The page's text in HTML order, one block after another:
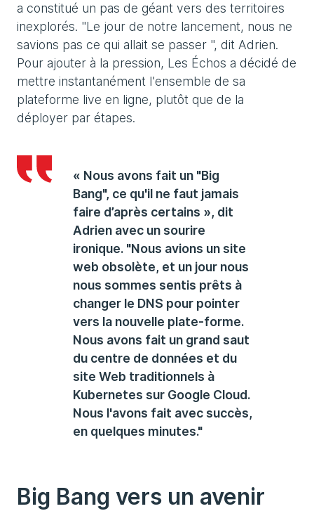
a constitué un pas de géant vers des territoires
inexplorés. "Le jour de notre lancement, nous ne
savions pas ce qui allait se passer ", dit Adrien.
Pour ajouter à la pression, Les Échos a décidé de
mettre instantanément l'ensemble de sa
plateforme live en ligne, plutôt que de la
déployer par étapes.
« Nous avons fait un "Big
Bang", ce qu'il ne faut jamais
faire d’après certains », dit
Adrien avec un sourire
ironique. "Nous avions un site
web obsolète, et un jour nous
nous sommes sentis prêts à
changer le DNS pour pointer
vers la nouvelle plate-forme.
Nous avons fait un grand saut
du centre de données et du
site Web traditionnels à
Kubernetes sur Google Cloud.
Nous l'avons fait avec succès,
en quelques minutes."
Big Bang vers un avenir